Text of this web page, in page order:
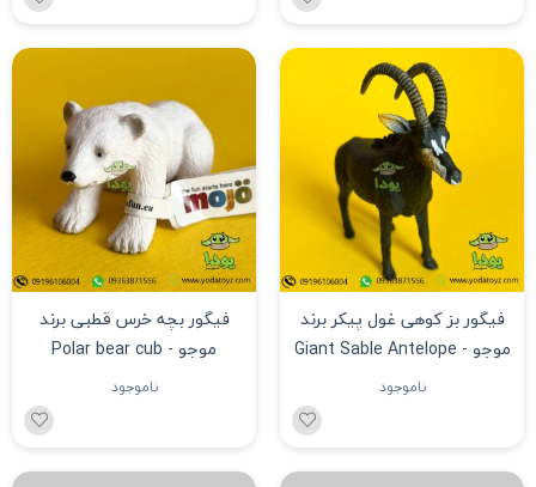
فیگور بچه زرافه برند موجو -
Giraffe Calf figure
ناموجود
فیگور بچه خرس سیاه برند
موجو - American Black Bear
فیگور بز کوهی غول پیکر برند
موجو - Giant Sable Antelope
فیگور بچه خرس قطبی برند
موجو - Polar bear cub